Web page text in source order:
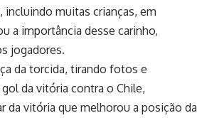
incluindo muitas crianças, em
a importância desse carinho,
jogadores.
da torcida, tirando fotos e
da vitória contra o Chile,
da vitória que melhorou a posição da